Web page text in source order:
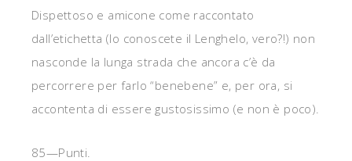
Dispettoso e amicone come raccontato
dall’etichetta (lo conoscete il Lenghelo, vero?!) non
nasconde la lunga strada che ancora c’è da
percorrere per farlo “benebene” e, per ora, si
accontenta di essere gustosissimo (e non è poco).
85—Punti.